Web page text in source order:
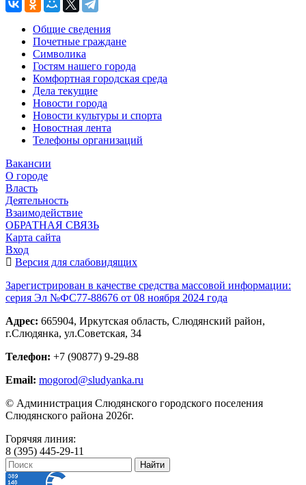
Общие сведения
Почетные граждане
Символика
Гостям нашего города
Комфортная городская среда
Дела текущие
Новости города
Новости культуры и спорта
Новостная лента
Телефоны организаций
Вакансии
О городе
Власть
Деятельность
Взаимодействие
ОБРАТНАЯ СВЯЗЬ
Карта сайта
Вход
Версия для слабовидящих
Зарегистрирован в качестве средства массовой информации:
серия Эл №ФС77-88676 от 08 ноября 2024 года
Адрес: 665904, Иркутская область, Слюдянский район,
г.Слюдянка, ул.Советская, 34
Телефон: +7 (90877) 9-29-88
Email: mogorod@sludyanka.ru
© Администрация Слюдянского городского поселения
Слюдянского района 2026г.
Горячяя линия:
8 (395) 445-29-11